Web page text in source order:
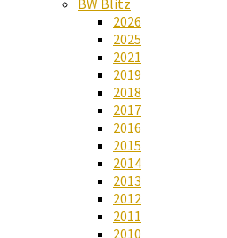
BW Blitz
2026
2025
2021
2019
2018
2017
2016
2015
2014
2013
2012
2011
2010